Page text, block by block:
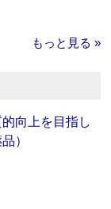
もっと見る »
的向上を目指し
）